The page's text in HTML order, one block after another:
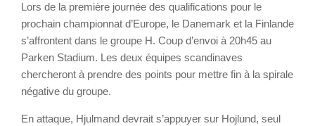
Lors de la première journée des qualifications pour le
prochain championnat d’Europe, le Danemark et la Finlande
s’affrontent dans le groupe H. Coup d’envoi à 20h45 au
Parken Stadium. Les deux équipes scandinaves
chercheront à prendre des points pour mettre fin à la spirale
négative du groupe.
En attaque, Hjulmand devrait s’appuyer sur Hojlund, seul